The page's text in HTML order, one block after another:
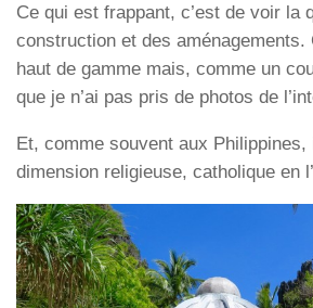
Ce qui est frappant, c’est de voir la
construction et des aménagements.
haut de gamme mais, comme un
que je n’ai pas pris de photos de
Et, comme souvent aux Philippines,
dimension religieuse, catholique en